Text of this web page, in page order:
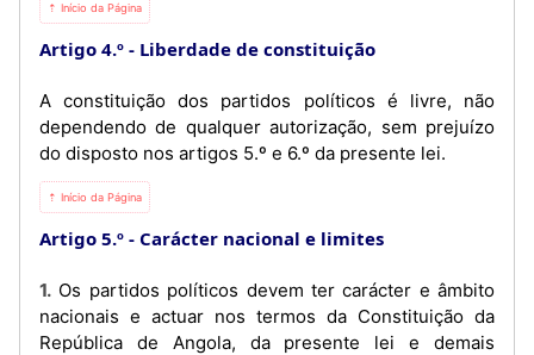
⇡ Início da Página
Artigo 4.º Liberdade de constituição
A constituição dos partidos políticos é livre, não
dependendo de qualquer autorização, sem prejuízo
do disposto nos artigos 5.º e 6.º da presente lei.
⇡ Início da Página
Artigo 5.º Carácter nacional e limites
1. Os partidos políticos devem ter carácter e âmbito
nacionais e actuar nos termos da Constituição da
República de Angola, da presente lei e demais